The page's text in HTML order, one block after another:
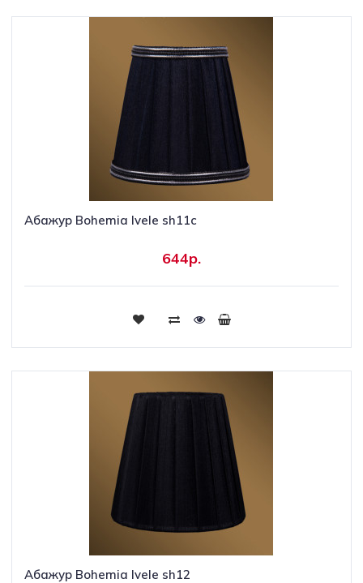
Абажур Bohemia Ivele sh11c
644р.
Купить
Абажур Bohemia Ivele sh12